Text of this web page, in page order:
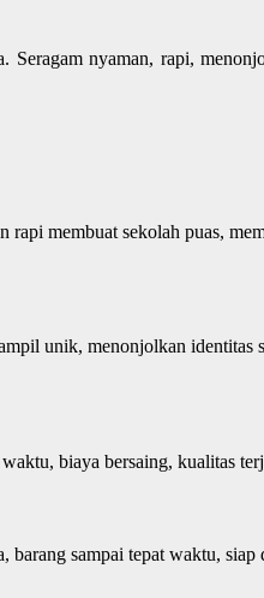
Seragam nyaman, rapi,
membuat sekolah puas,
unik, menonjolkan identitas
biaya bersaing, kualitas
sampai tepat waktu, siap